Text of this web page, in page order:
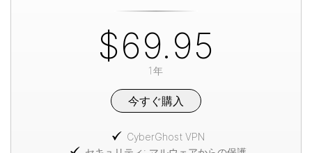
$69.95
1年
今すぐ購入
CyberGhost VPN